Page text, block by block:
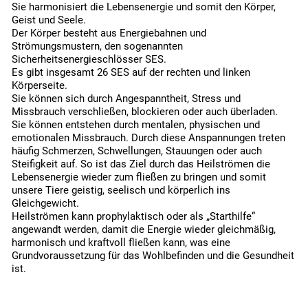
Sie harmonisiert die Lebensenergie und somit den Körper,
Geist und Seele.
Der Körper besteht aus Energiebahnen und
Strömungsmustern, den sogenannten
Sicherheitsenergieschlösser SES.
Es gibt insgesamt 26 SES auf der rechten und linken
Körperseite.
Sie können sich durch Angespanntheit, Stress und
Missbrauch verschließen, blockieren oder auch überladen.
Sie können entstehen durch mentalen, physischen und
emotionalen Missbrauch. Durch diese Anspannungen treten
häufig Schmerzen, Schwellungen, Stauungen oder auch
Steifigkeit auf. So ist das Ziel durch das Heilströmen die
Lebensenergie wieder zum fließen zu bringen und somit
unsere Tiere geistig, seelisch und körperlich ins
Gleichgewicht.
Heilströmen kann prophylaktisch oder als „Starthilfe“
angewandt werden, damit die Energie wieder gleichmäßig,
harmonisch und kraftvoll fließen kann, was eine
Grundvoraussetzung für das Wohlbefinden und die Gesundheit
ist.